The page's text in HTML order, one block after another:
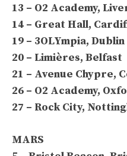
13 – O2 Academy,
14 – Great Hall,
19 – 3OLYmpia, Dublin
20 – Limières, Belfast
21 – Avenue Chypre,
26 – O2 Academy,
27 – Rock City,
MARS